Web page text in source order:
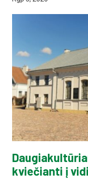
kviečianti į